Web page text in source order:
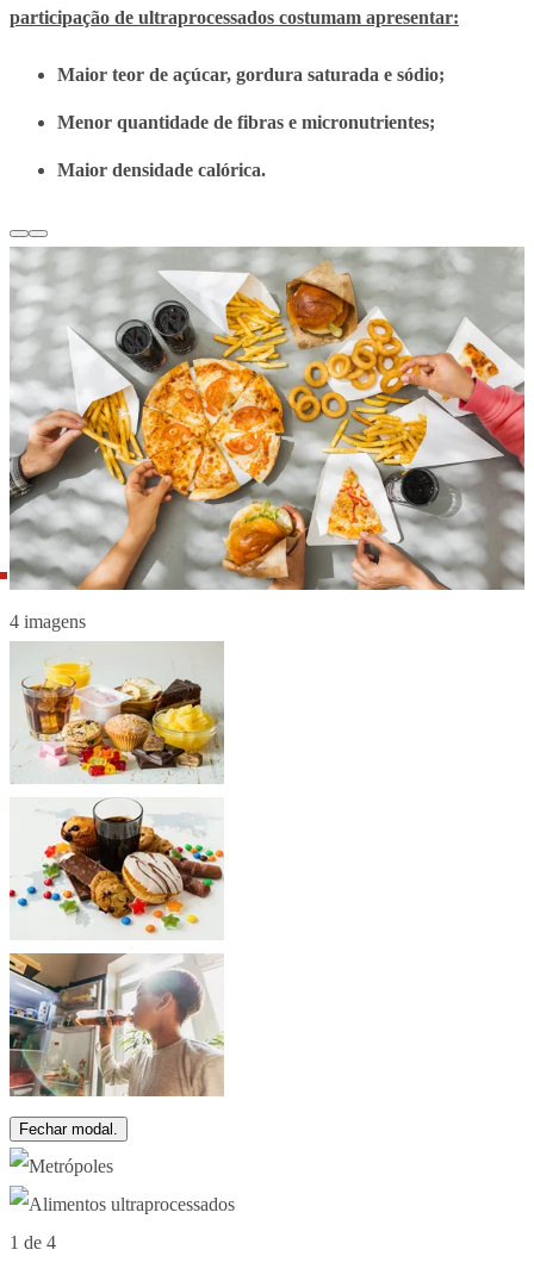
participação de ultraprocessados costumam apresentar:
Maior teor de açúcar, gordura saturada e sódio;
Menor quantidade de fibras e micronutrientes;
Maior densidade calórica.
4 imagens
Fechar modal.
1 de 4